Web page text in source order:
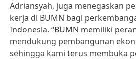
Adriansyah, juga menegaskan
kerja di BUMN bagi
Indonesia. “BUMN memiliki
mendukung pembangunan
sehingga kami terus membuka